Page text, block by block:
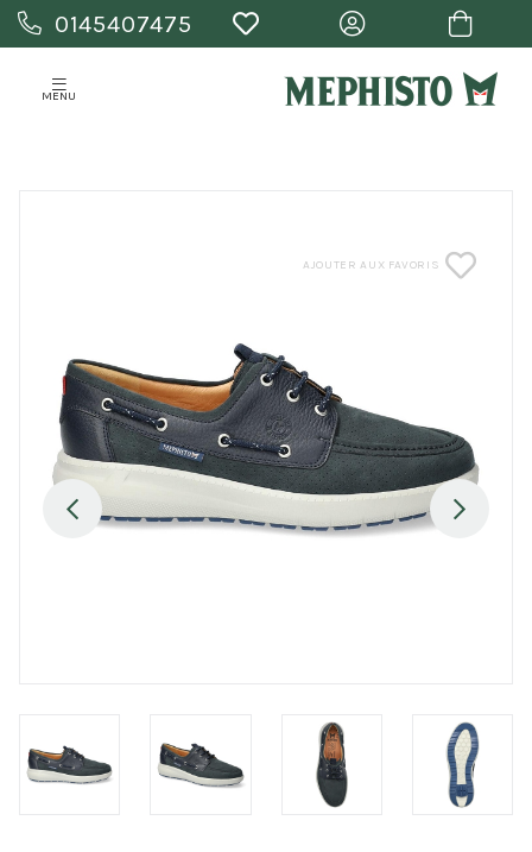
0145407475
MENU
AJOUTER AUX FAVORIS